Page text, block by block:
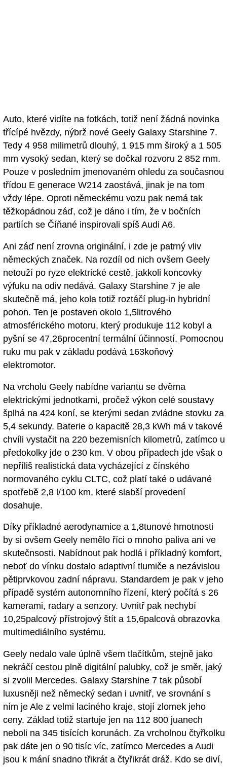
Auto, které vidíte na fotkách, totiž není žádná novinka
třícípé hvězdy, nýbrž nové Geely Galaxy Starshine 7.
Tedy 4 958 milimetrů dlouhý, 1 915 mm široký a 1 505
mm vysoký sedan, který se dočkal rozvoru 2 852 mm.
Pouze v posledním jmenovaném ohledu za současnou
třídou E generace W214 zaostává, jinak je na tom
vždy lépe. Oproti německému vozu pak nemá tak
těžkopádnou záď, což je dáno i tím, že v bočních
partiích se Číňané inspirovali spíš Audi A6.
Ani záď není zrovna originální, i zde je patrný vliv
německých značek. Na rozdíl od nich ovšem Geely
netouží po ryze elektrické cestě, jakkoli koncovky
výfuku na odiv nedává. Galaxy Starshine 7 je ale
skutečně má, jeho kola totiž roztáčí plug-in hybridní
pohon. Ten je postaven okolo 1,5litrového
atmosférického motoru, který produkuje 112 kobyl a
pyšní se 47,26procentní termální účinností. Pomocnou
ruku mu pak v základu podává 163koňový
elektromotor.
Na vrcholu Geely nabídne variantu se dvěma
elektrickými jednotkami, pročež výkon celé soustavy
šplhá na 424 koní, se kterými sedan zvládne stovku za
5,4 sekundy. Baterie o kapacitě 28,3 kWh má v takové
chvíli vystačit na 220 bezemisních kilometrů, zatímco u
předokolky jde o 230 km. V obou případech jde však o
nepříliš realistická data vycházející z čínského
normovaného cyklu CLTC, což platí také o udávané
spotřebě 2,8 l/100 km, které slabší provedení
dosahuje.
Díky příkladné aerodynamice a 1,8tunové hmotnosti
by si ovšem Geely nemělo říci o mnoho paliva ani ve
skutečnsosti. Nabídnout pak hodlá i příkladný komfort,
neboť do vínku dostalo adaptivní tlumiče a nezávislou
pětiprvkovou zadní nápravu. Standardem je pak v jeho
případě systém autonomního řízení, který počítá s 26
kamerami, radary a senzory. Uvnitř pak nechybí
10,25palcový přístrojový štít a 15,6palcová obrazovka
multimediálního systému.
Geely nedalo vale úplně všem tlačítkům, stejně jako
nekráčí cestou plně digitální palubky, což je směr, jaký
si zvolil Mercedes. Galaxy Starshine 7 tak působí
luxusněji než německý sedan i uvnitř, ve srovnání s
ním je Ale z velmi laciného kraje, stojí zlomek jeho
ceny. Základ totiž startuje jen na 112 800 juanech
neboli na 345 tisících korunách. Za vrcholnou čtyřkolku
pak dáte jen o 90 tisíc víc, zatímco Mercedes a Audi
jsou k mání snadno třikrát a čtyřikrát dráž. Kdo se diví,